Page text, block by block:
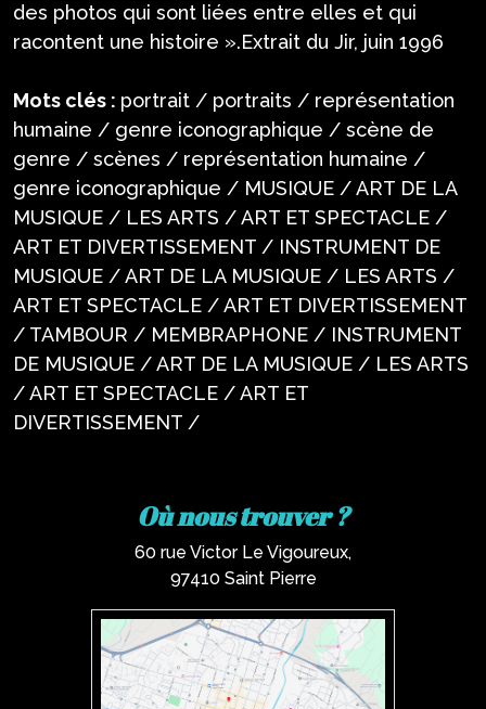
des photos qui sont liées entre elles et qui
racontent une histoire ».Extrait du Jir, juin 1996
Mots clés : portrait / portraits / représentation
humaine / genre iconographique / scène de
genre / scènes / représentation humaine /
genre iconographique / MUSIQUE / ART DE LA
MUSIQUE / LES ARTS / ART ET SPECTACLE /
ART ET DIVERTISSEMENT / INSTRUMENT DE
MUSIQUE / ART DE LA MUSIQUE / LES ARTS /
ART ET SPECTACLE / ART ET DIVERTISSEMENT
/ TAMBOUR / MEMBRAPHONE / INSTRUMENT
DE MUSIQUE / ART DE LA MUSIQUE / LES ARTS
/ ART ET SPECTACLE / ART ET
DIVERTISSEMENT /
Où nous trouver ?
60 rue Victor Le Vigoureux,
97410 Saint Pierre